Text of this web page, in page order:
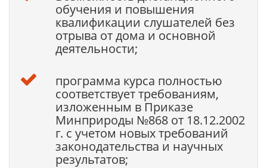
обучения и повышения
квалификации слушателей без
отрыва от дома и основной
деятельности;
программа курса полностью
соответствует требованиям,
изложенным в Приказе
Минприроды №868 от 18.12.2002
г. с учетом новых требований
законодательства и научных
результатов;